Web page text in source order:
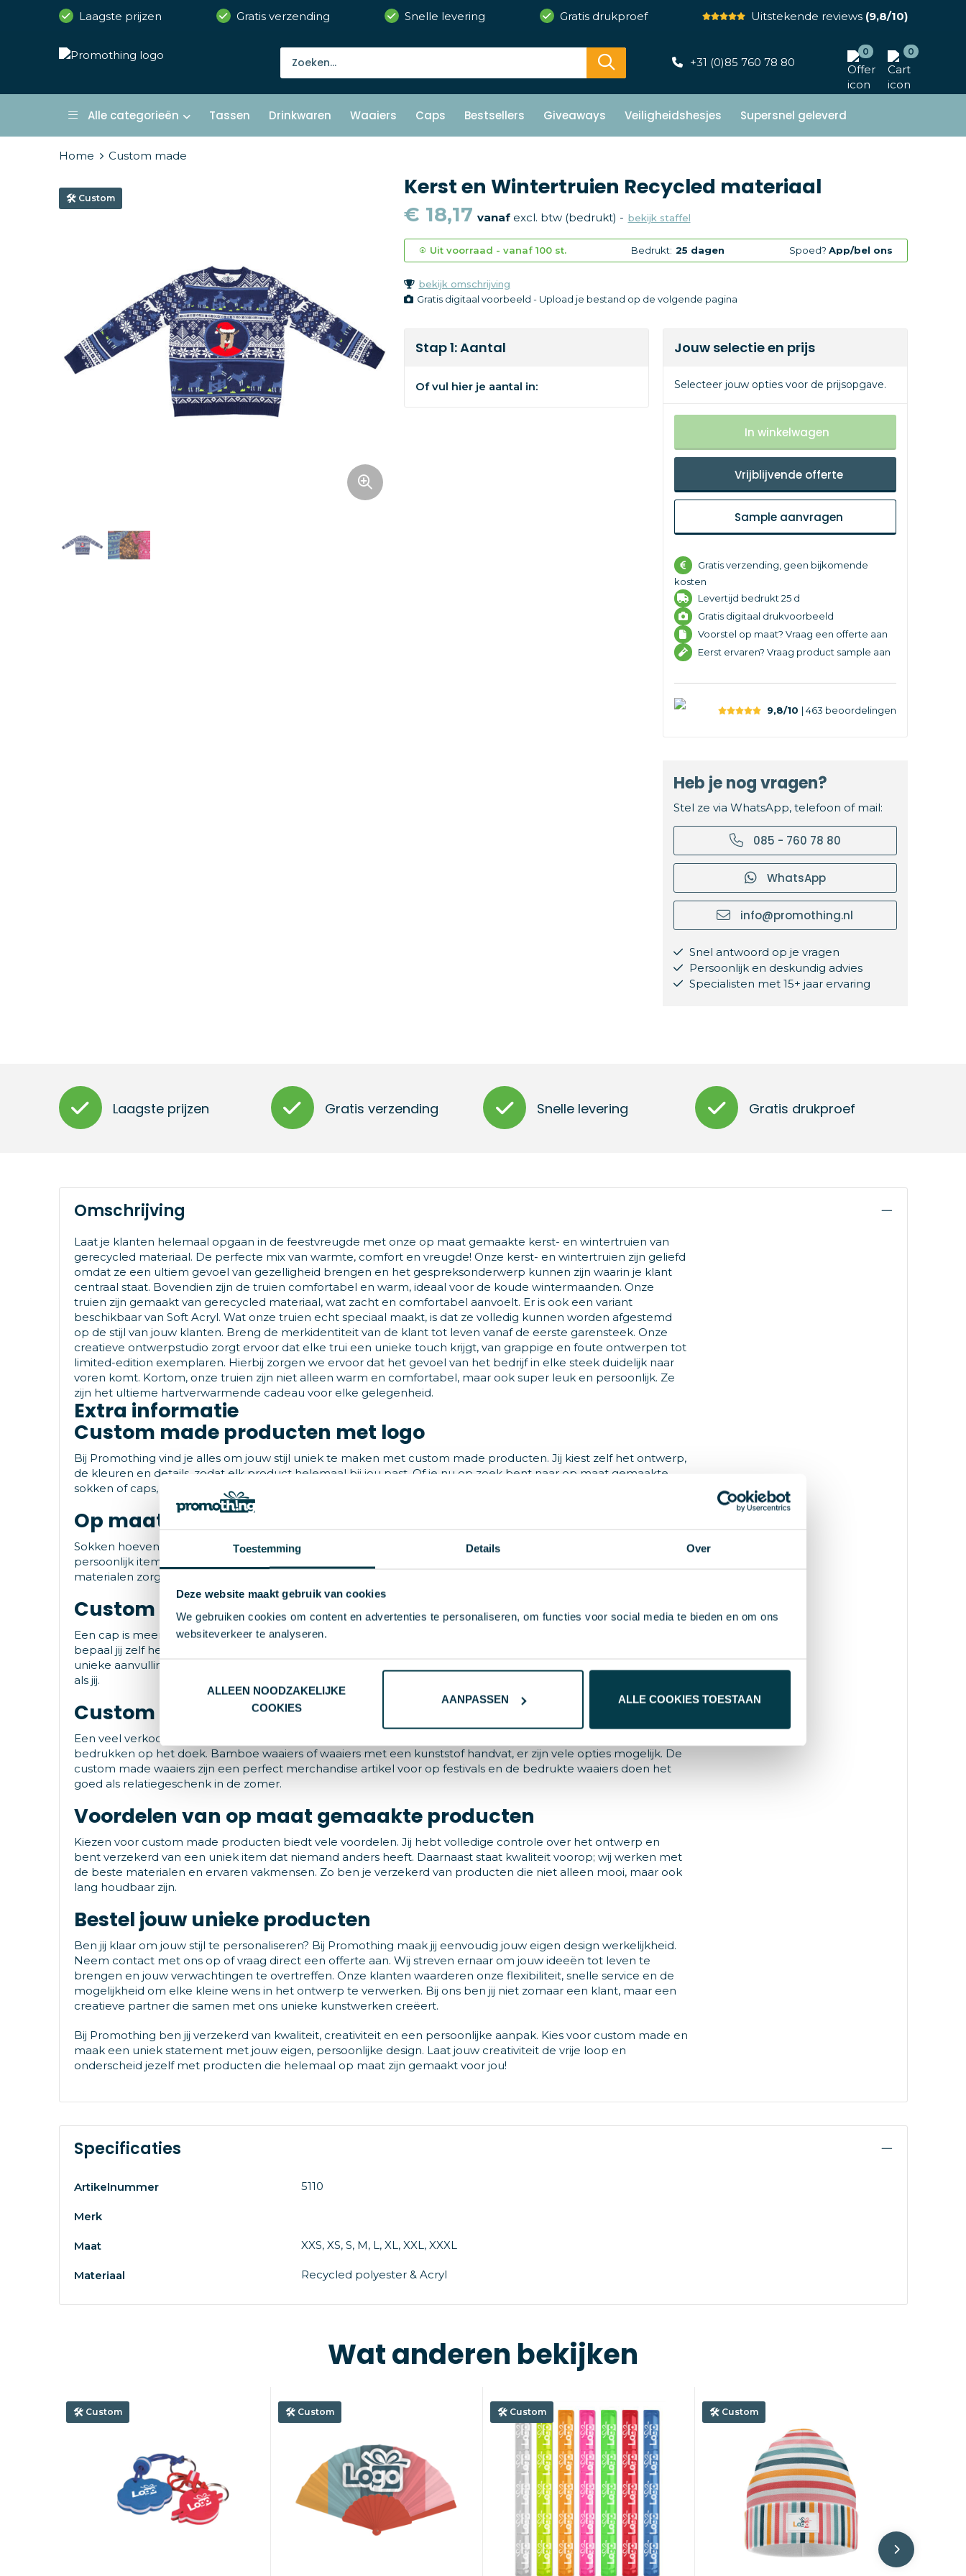
Toestemming Details Over
Deze website maakt gebruik van cookies
We gebruiken cookies om content en advertenties te personaliseren, om functies voor social media te bieden en om ons
websiteverkeer te analyseren.
ALLEEN NOODZAKELIJKE
COOKIES
AANPASSEN ALLE COOKIES TOESTAAN
Laagste prijzen Gratis verzending Snelle levering Gratis drukproef Uitstekende reviews(9,8/10)
+31 (0)85 760 78 80
0 0
Alle categorieën Tassen Drinkwaren Waaiers Caps Bestsellers Giveaways Veiligheidshesjes Supersnel geleverd
Home Custom made
Custom Kerst en Wintertruien Recycled materiaal
€ 18,17 vanafexcl. btw (bedrukt) - bekijk staffel
Uit voorraad - vanaf 100 st. Bedrukt: 25 dagen Spoed? App/bel ons
bekijk omschrijving
Gratis digitaal voorbeeld - Upload je bestand op de volgende pagina
Stap 1: Aantal
Of vul hier je aantal in:
Jouw selectie en prijs
Selecteer jouw opties voor de prijsopgave.
In winkelwagen
Vrijblijvende offerte
Sample aanvragen
Gratis verzending, geen bijkomende
kosten
Levertijd bedrukt 25 d
Gratis digitaal drukvoorbeeld
Voorstel op maat? Vraag een offerte aan
Eerst ervaren? Vraag product sample aan
9,8/10 | 463 beoordelingen
Heb je nog vragen?
Stel ze via WhatsApp, telefoon of mail:
085 - 760 78 80
WhatsApp
info@promothing.nl
Snel antwoord op je vragen
Persoonlijk en deskundig advies
Specialisten met 15+ jaar ervaring
Laagste prijzen Gratis verzending Snelle levering Gratis drukproef
Omschrijving
Laat je klanten helemaal opgaan in de feestvreugde met onze op maat gemaakte kerst- en wintertruien van
gerecycled materiaal. De perfecte mix van warmte, comfort en vreugde! Onze kerst- en wintertruien zijn geliefd
omdat ze een ultiem gevoel van gezelligheid brengen en het gespreksonderwerp kunnen zijn waarin je klant
centraal staat. Bovendien zijn de truien comfortabel en warm, ideaal voor de koude wintermaanden. Onze
truien zijn gemaakt van gerecycled materiaal, wat zacht en comfortabel aanvoelt. Er is ook een variant
beschikbaar van Soft Acryl. Wat onze truien echt speciaal maakt, is dat ze volledig kunnen worden afgestemd
op de stijl van jouw klanten. Breng de merkidentiteit van de klant tot leven vanaf de eerste garensteek. Onze
creatieve ontwerpstudio zorgt ervoor dat elke trui een unieke touch krijgt, van grappige en foute ontwerpen tot
limited-edition exemplaren. Hierbij zorgen we ervoor dat het gevoel van het bedrijf in elke steek duidelijk naar
voren komt. Kortom, onze truien zijn niet alleen warm en comfortabel, maar ook super leuk en persoonlijk. Ze
zijn het ultieme hartverwarmende cadeau voor elke gelegenheid.
Extra informatie
Custom made producten met logo
Bij Promothing vind je alles om jouw stijl uniek te maken met custom made producten. Jij kiest zelf het ontwerp,
de kleuren en details, zodat elk product helemaal bij jou past. Of je nu op zoek bent naar op maat gemaakte
sokken of caps, wij helpen jou jouw persoonlijke stijl te laten stralen.
Op maat gemaakte sokken
Sokken hoeven geen saai accessoire te zijn. Met onze custom made sokken creëer jij een opvallend en
persoonlijk item. Kies jouw favoriete kleuren, patronen en zelfs een uniek logo of tekst. Onze hoogwaardige
materialen zorgen voor comfort én duurzaamheid, zodat je de hele dag kunt genieten van jouw unieke sokken.
Custom made caps
Een cap is meer dan een simpel accessoire; het is een statement. Met een custom made cap van Promothing
bepaal jij zelf het ontwerp. Of je nu kiest voor een klassieke look of een moderne twist, jouw cap wordt een
unieke aanvulling op jouw outfit. Laat jouw creativiteit spreken en maak indruk met een cap die net zo uniek is
als jij.
Custom made waaiers
Een veel verkocht artikel bij ons zijn de custom made handwaaiers. Deze waaiers kunnen we full colour
bedrukken op het doek. Bamboe waaiers of waaiers met een kunststof handvat, er zijn vele opties mogelijk. De
custom made waaiers zijn een perfect merchandise artikel voor op festivals en de bedrukte waaiers doen het
goed als relatiegeschenk in de zomer.
Voordelen van op maat gemaakte producten
Kiezen voor custom made producten biedt vele voordelen. Jij hebt volledige controle over het ontwerp en
bent verzekerd van een uniek item dat niemand anders heeft. Daarnaast staat kwaliteit voorop; wij werken met
de beste materialen en ervaren vakmensen. Zo ben je verzekerd van producten die niet alleen mooi, maar ook
lang houdbaar zijn.
Bestel jouw unieke producten
Ben jij klaar om jouw stijl te personaliseren? Bij Promothing maak jij eenvoudig jouw eigen design werkelijkheid.
Neem contact met ons op of vraag direct een offerte aan. Wij streven ernaar om jouw ideeën tot leven te
brengen en jouw verwachtingen te overtreffen. Onze klanten waarderen onze flexibiliteit, snelle service en de
mogelijkheid om elke kleine wens in het ontwerp te verwerken. Bij ons ben jij niet zomaar een klant, maar een
creatieve partner die samen met ons unieke kunstwerken creëert.
Bij Promothing ben jij verzekerd van kwaliteit, creativiteit en een persoonlijke aanpak. Kies voor custom made en
maak een uniek statement met jouw eigen, persoonlijke design. Laat jouw creativiteit de vrije loop en
onderscheid jezelf met producten die helemaal op maat zijn gemaakt voor jou!
Specificaties
Artikelnummer 5110
Merk
Maat XXS, XS, S, M, L, XL, XXL, XXXL
Materiaal Recycled polyester & Acryl
Wat anderen bekijken
Custom Custom Custom Custom